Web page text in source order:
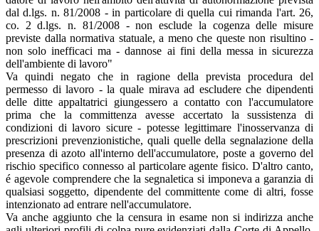
dal d.lgs. n. 81/2008 - in particolare di quella cui rimanda l'art. 26,
co. 2 d.lgs. n. 81/2008 - non esclude la cogenza delle misure
previste dalla normativa statuale, a meno che queste non risultino -
non solo inefficaci ma - dannose ai fini della messa in sicurezza
dell'ambiente di lavoro"
Va quindi negato che in ragione della prevista procedura del
permesso di lavoro - la quale mirava ad escludere che dipendenti
delle ditte appaltatrici giungessero a contatto con l'accumulatore
prima che la committenza avesse accertato la sussistenza di
condizioni di lavoro sicure - potesse legittimare l'inosservanza di
prescrizioni prevenzionistiche, quali quelle della segnalazione della
presenza di azoto all'interno dell'accumulatore, poste a governo del
rischio specifico connesso al particolare agente fisico. D'altro canto,
é agevole comprendere che la segnaletica si imponeva a garanzia di
qualsiasi soggetto, dipendente del committente come di altri, fosse
intenzionato ad entrare nell'accumulatore.
Va anche aggiunto che la censura in esame non si indirizza anche